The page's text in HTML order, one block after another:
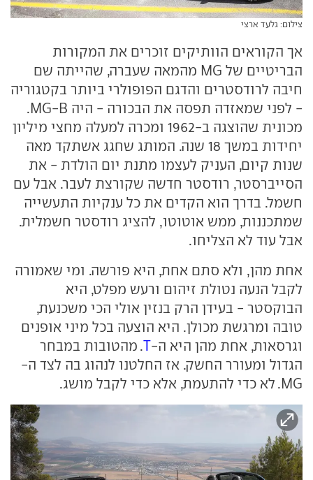
צילום: גלעד ארצי
אך הקוראים הוותיקים זוכרים את המקורות
הבריטיים של MG מהמאה שעברה, שהייתה שם
חיבה לרודסטרים והדגם הפופולרי ביותר בקטגוריה
- לפני שמאזדה תפסה את הבכורה - היה MG-B.
מכונית שהוצגה ב-1962 ומכרה למעלה מחצי מיליון
יחידות במשך 18 שנה. המותג שחגג אשתקד מאה
שנות קיום, העניק לעצמו מתנת יום הולדת - את
הסייברסטר, רודסטר חדשה שקורצת לעבר. אבל עם
חשמל. בדרך הוא הקדים את כל ענקיות התעשייה
שמתכננות, ממש אוטוטו, להציג רודסטר חשמלית.
אבל עוד לא הצליחו.
אחת מהן, ולא סתם אחת, היא פורשה. ומי שאמורה
לקבל הנעה נטולת זיהום ורעש מפלט, היא
הבוקסטר - בעידן הרק בנזין אולי הכי משכנעת,
טובה ומרגשת מכולן. היא הוצעה בכל מיני אופנים
וגרסאות, אחת מהן היא ה-T. מהטובות במבחר
הגדול ומעורר החשק. אז החלטנו לנהוג בה לצד ה-
MG. לא כדי להתעמת, אלא כדי לקבל מושג.